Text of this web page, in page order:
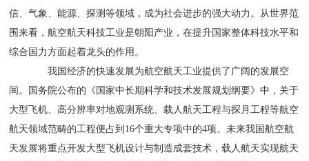
信、气象、能源、探测等领域，成为社会进步的强大动力。从世界范
围来看，航空航天科技工业是朝阳产业，在提升国家整体科技水平和
综合国力方面起着龙头的作用。
我国经济的快速发展为航空航天工业提供了广阔的发展空
间。国务院公布的《国家中长期科学和技术发展规划纲要》中，关于
大型飞机、高分辨率对地观测系统、载人航天工程与探月工程等航空
航天领域范畴的工程便占到16个重大专项中的4项。未来我国航空航
天发展将重点开发大型飞机设计与制造成套技术，载人航天实现航天